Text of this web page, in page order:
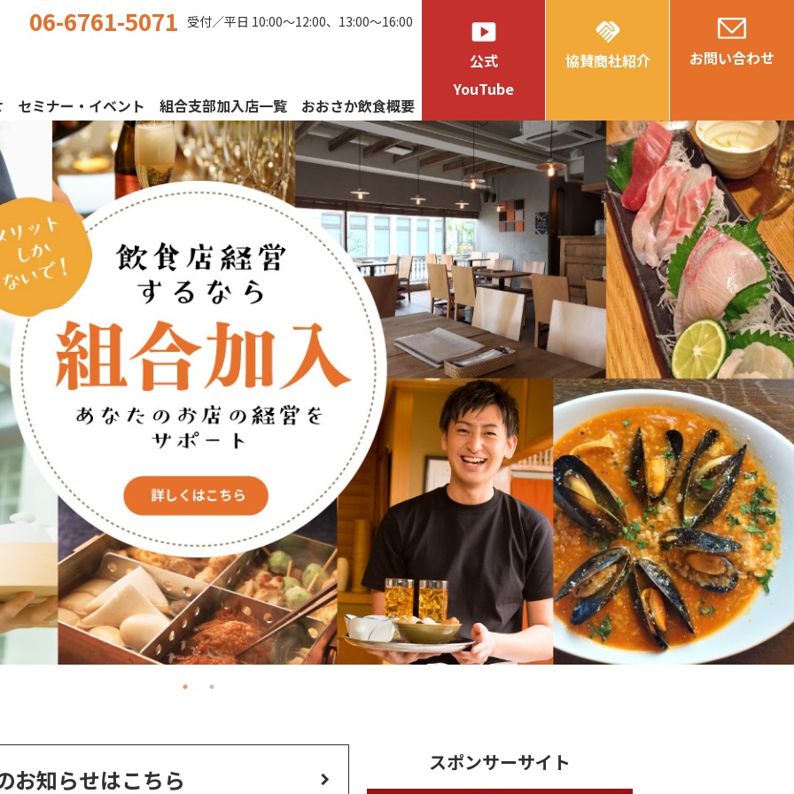
セミナー・イベント 組合支部加入店一覧 おおさか飲食概要
06-6761-5071 受付／平日 10:00〜12:00、13:00〜16:00 smart_display
公式
YouTube
handshake
協賛商社紹介 お問い合わせ
お知らせはこちら
スポンサーサイト